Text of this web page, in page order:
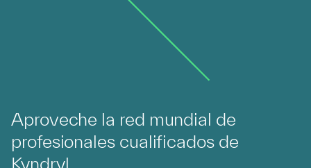
Aproveche la red mundial de
profesionales cualificados de
Kyndryl